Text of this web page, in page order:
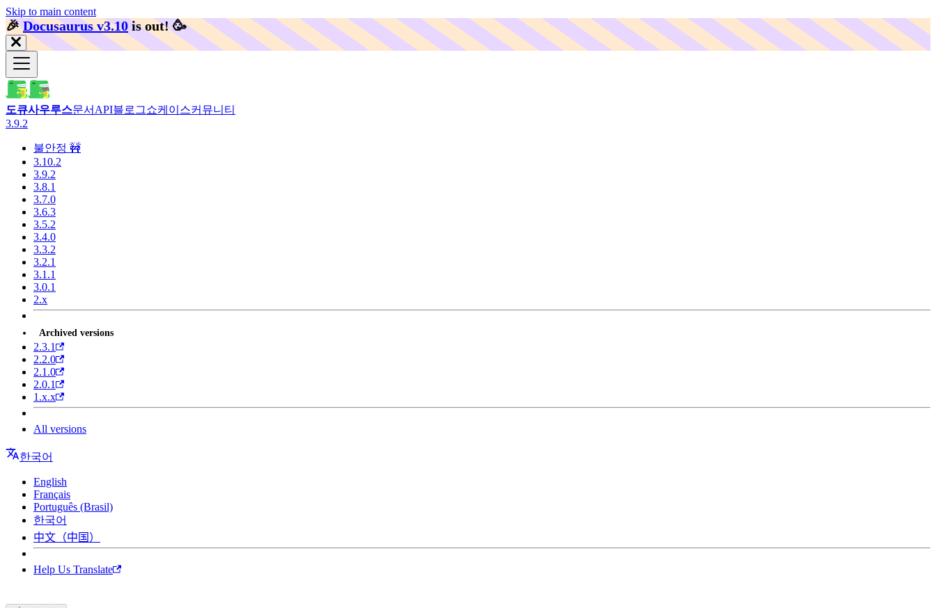
Skip to main content
🎉️Docusaurus v3.10 is out! 🥳️
도큐사우루스문서 API블로그쇼케이스커뮤니티
3.9.2
불안정 🚧
3.10.2
3.9.2
3.8.1
3.7.0
3.6.3
3.5.2
3.4.0
3.3.2
3.2.1
3.1.1
3.0.1
2.x
Archived versions
2.3.1
2.2.0
2.1.0
2.0.1
1.x.x
All versions
한국어
English
Français
Português (Brasil)
한국어
中文（中国）
Help Us Translate